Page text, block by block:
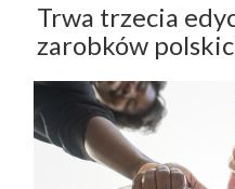
Trwa trzecia
zarobków